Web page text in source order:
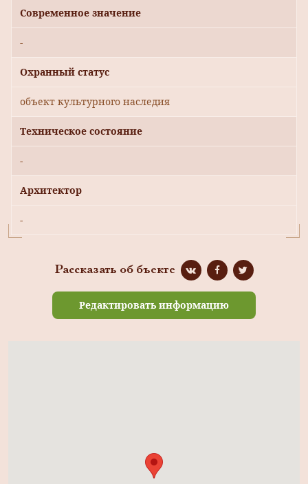
Современное значение
-
Охранный статус
объект культурного наследия
Техническое состояние
-
Архитектор
-
Рассказать об бъекте
Редактировать информацию